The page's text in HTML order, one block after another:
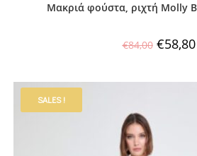
Μακριά φούστα, ριχτή Molly
€84,00 €58,80
SALES !